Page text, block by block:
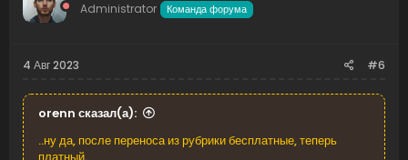
Administrator Команда форума
4 Авг 2023 #6
orenn сказал(а):
..ну да, после переноса из рубрики бесплатные, теперь